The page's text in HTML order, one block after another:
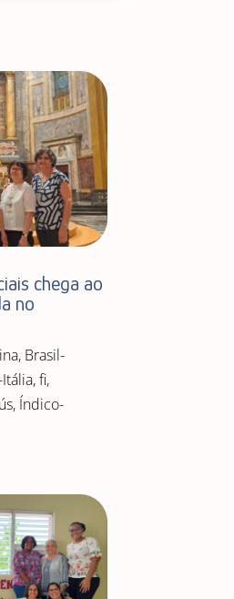
chega ao
no
, Brasil-
,fi,
, Índico-